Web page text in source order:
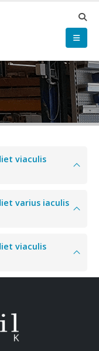
viaculis
varius iaculis
viaculis